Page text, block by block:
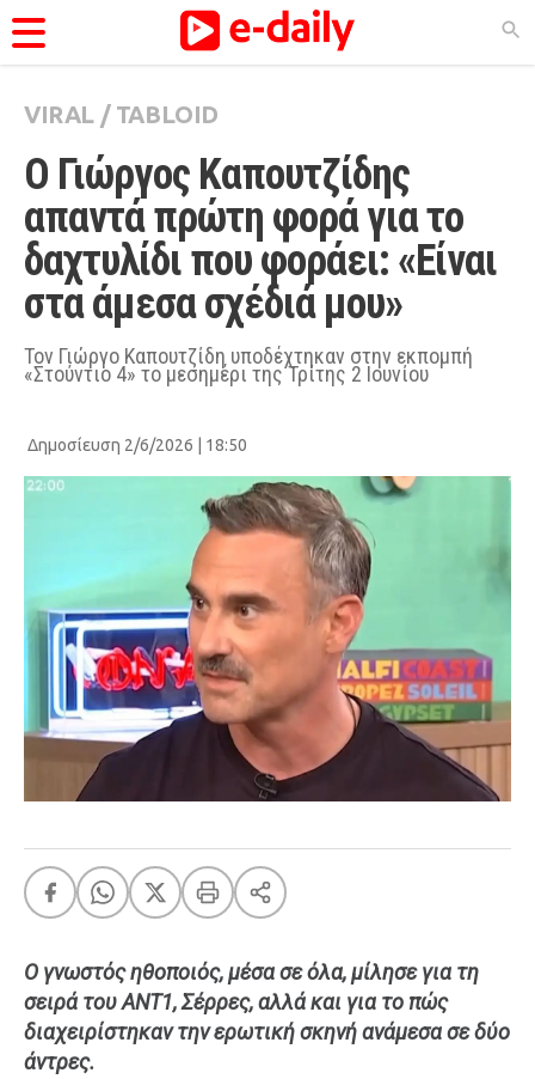
ΚΑΤΗΓΟΡΊΕΣ
Ειδήσεις
Θέματα
Videos
Podcasts
Viral
City Guide
Pop Culture
FEEDS
Πάσχα Eurovision
Summer
OMG LOL
A-List LGBTQI+
Xmas
LIFE
Food
VIRAL / TABLOID
Ο Γιώργος Καπουτζίδης
απαντά πρώτη φορά για το
δαχτυλίδι που φοράει: «Είναι
στα άμεσα σχέδιά μου»
Τον Γιώργο Καπουτζίδη υποδέχτηκαν στην εκπομπή
«Στούντιο 4» το μεσημέρι της Τρίτης 2 Ιουνίου
Δημοσίευση 2/6/2026 | 18:50
Ο γνωστός ηθοποιός, μέσα σε όλα, μίλησε για τη
σειρά του ΑΝΤ1, Σέρρες, αλλά και για το πώς
διαχειρίστηκαν την ερωτική σκηνή ανάμεσα σε δύο
άντρες.